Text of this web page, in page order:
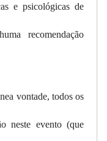
e psicológicas de
recomendação
vontade, todos os
neste evento (que